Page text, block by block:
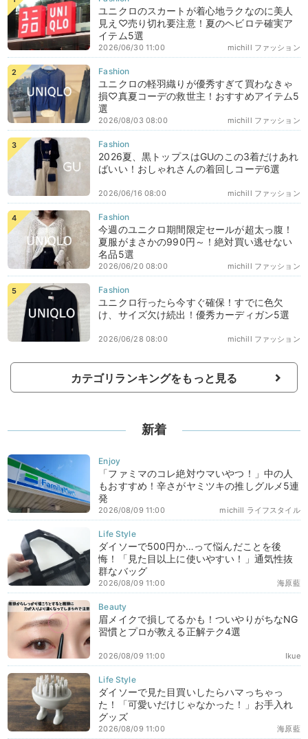
ユニクロのスカートが着心地ラクなのに美人
見え♡売り切れ要注意！夏のヘビロテ確実ア
イテム5選
michill ファッション
2026/06/30 11:00
ユニクロの軽羽織りが優秀すぎて買わなきゃ
損♡真夏コーデの救世主！おすすめアイテム5
選
michill ファッション
2026/08/03 08:00
2026夏、黒トップスはGUのこの3着だけあれ
ばいい！おしゃれさんの着回しコーデ6選
michill ファッション
2026/06/16 08:00
今週のユニクロ期間限定セールが超太っ腹！
夏服がまさかの990円～！絶対買い逃せない
名品5選
michill ファッション
2026/06/20 08:00
ユニクロ行ったら今すぐ確保！すでに色欠
け、サイズ欠け続出！優秀カーディガン5選
michill ファッション
2026/06/28 08:00
カテゴリランキングをもっと見る
新着
「ファミマのコレ絶対ウマいやつ！」中の人
もおすすめ！辛さがヤミツキの推しグルメ5連
発
michill ライフスタイル
2026/08/09 11:00
ダイソーで500円か…って悩んだことを後
悔！「見た目以上に使いやすい！」通気性抜
群なバッグ
海原藍
2026/08/09 11:00
眉メイクで損してるかも！ついやりがちなNG
習慣とプロが教える正解テク4選
Ikue
2026/08/09 11:00
ダイソーで見た目買いしたらハマっちゃっ
た！「可愛いだけじゃなかった！」お手入れ
グッズ
海原藍
2026/08/09 11:00